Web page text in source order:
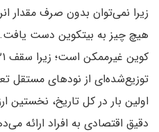
زیرا نمی‌توان بدون صرف مقدار
توزیع‌شده‌ای از نودهای مستقل
اولین بار در کل تاریخ، نخستین
دقیق اقتصادی به افراد ارائه